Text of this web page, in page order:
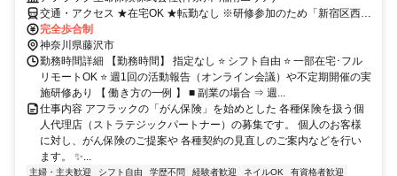
交通・アクセス ★在宅OK ★転勤なし ※研修参加のため「新宿区西新
宿」への出社あり
完全歩合制
神奈川県藤沢市
勤務時間詳細 【勤務時間】 指定なし ⭐ シフト自由 ⭐ 一部在宅･フル
リモートOK ⭐ 週1回の活動報告（オンライン会議）や不定期開催の実
施研修あり 【 働き方の一例 】 ■ 副業の場合 ⇒ 週...
仕事内容 アフラックの「がん保険」を始めとした 各種保険を扱う個
人代理店（ストラテジックパートナー）の募集です。 個人のお客様
に対し、がん保険のご提案や 各種契約の見直しのご案内などを行い
ます。 ✨...
主婦・主夫歓迎 シフト自由 学歴不問 経験者歓迎 ネイルOK
有資格者歓迎